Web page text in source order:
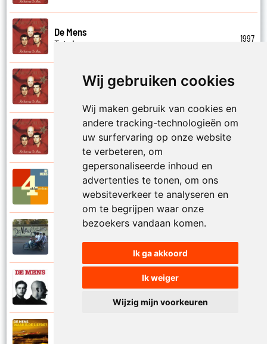
Wij gebruiken cookies
Wij maken gebruik van cookies en
andere tracking-technologieën om
uw surfervaring op onze website
te verbeteren, om
gepersonaliseerde inhoud en
advertenties te tonen, om ons
websiteverkeer te analyseren en
om te begrijpen waar onze
bezoekers vandaan komen.
Ik ga akkoord
Ik weiger
Wijzig mijn voorkeuren
De Mens
Tot ziens
1997
De Mens
Val niet in liefde I
Val niet in liefde II
De Mens
Vier akkoorden
Vlinderhart